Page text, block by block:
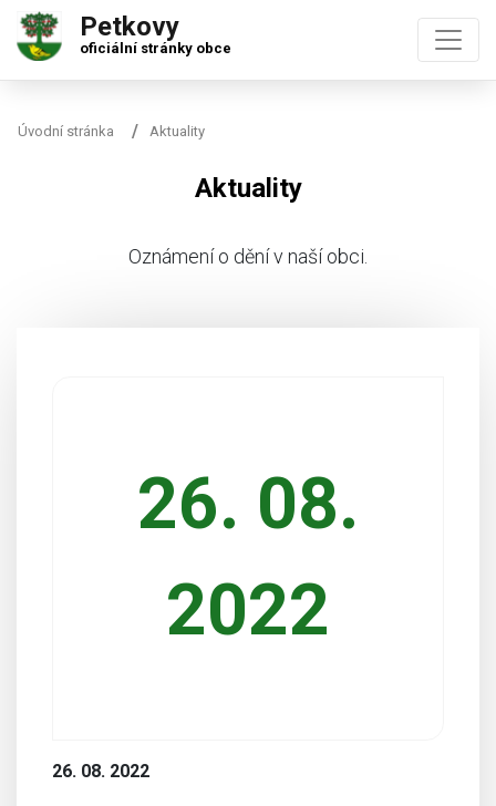
Petkovy
oficiální stránky obce
Úvodní stránka Aktuality
Aktuality
Oznámení o dění v naší obci.
26. 08.
2022
26. 08. 2022